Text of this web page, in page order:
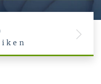
Next